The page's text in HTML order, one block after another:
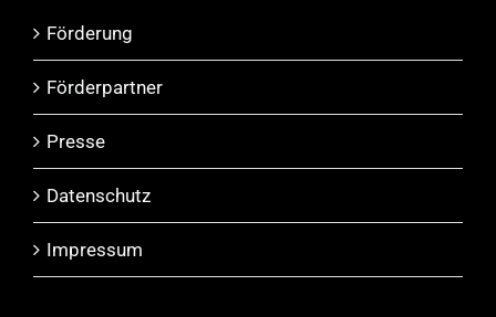
Förderung
Förderpartner
Presse
Datenschutz
Impressum